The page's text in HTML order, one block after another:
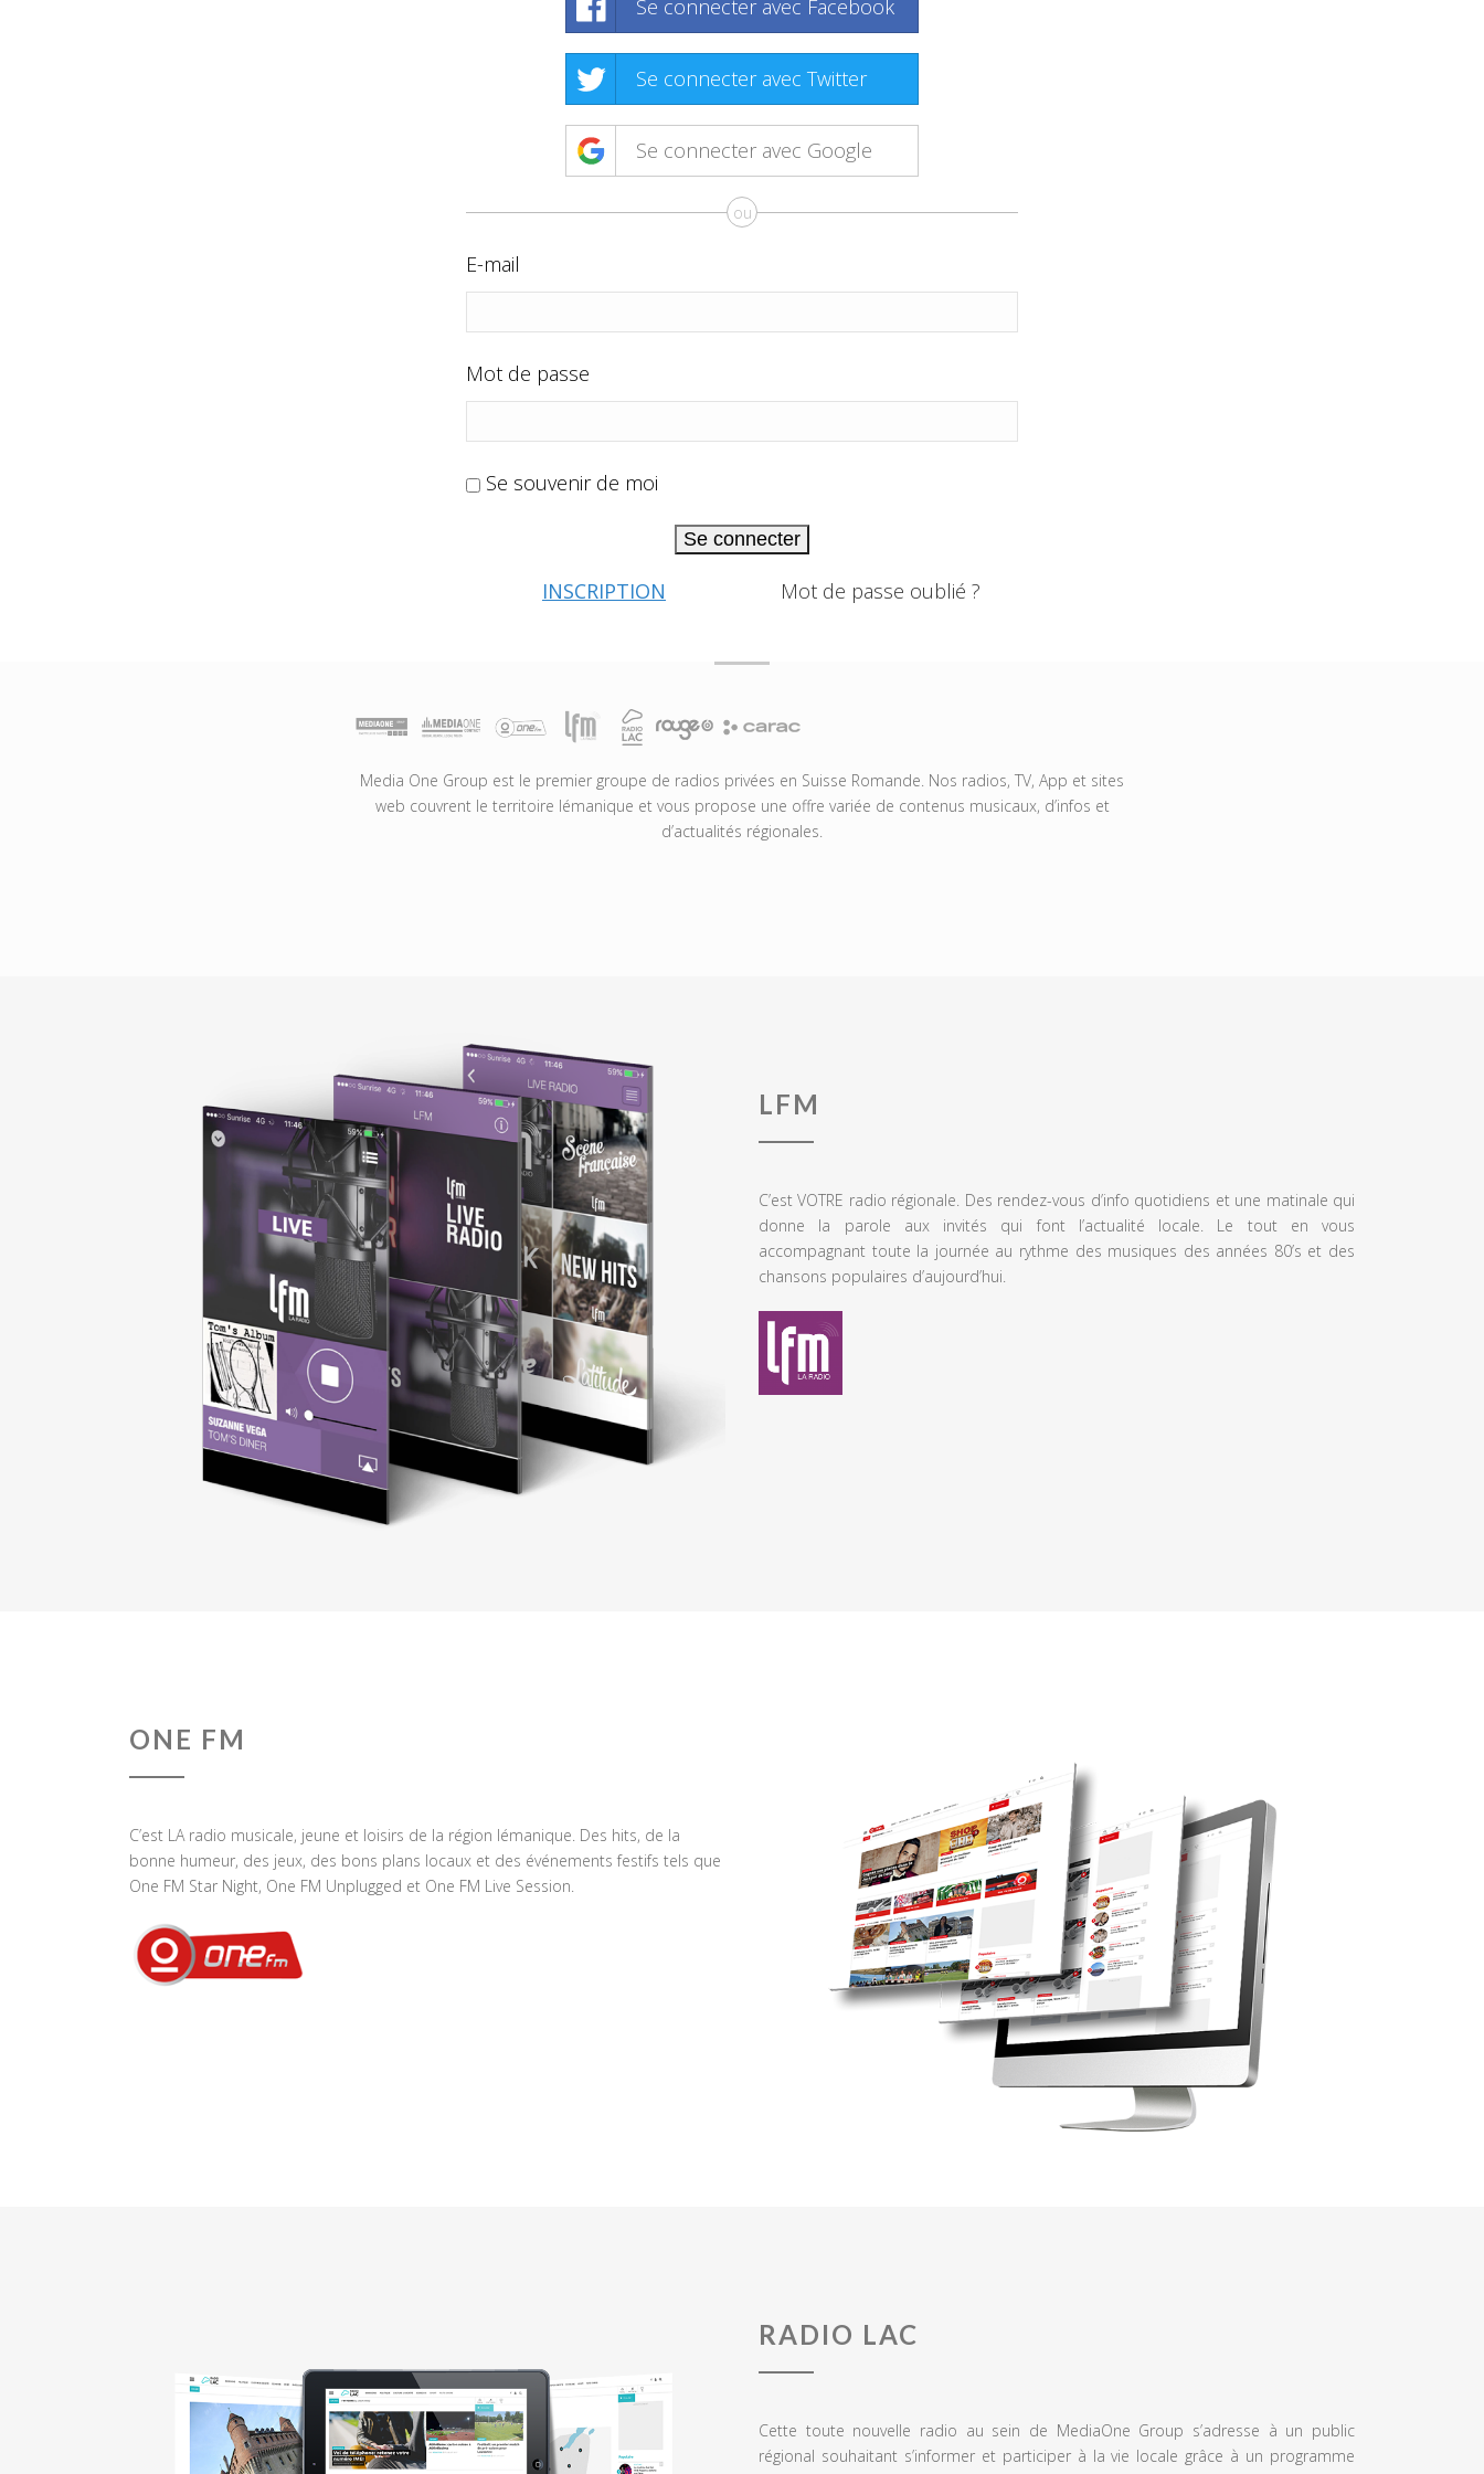
Se connecter avec Facebook
Se connecter avec Twitter
Se connecter avec Google
ou
E-mail
Mot de passe
Se souvenir de moi
Se connecter
INSCRIPTION Mot de passe oublié ?
Media One Group est le premier groupe de radios privées en Suisse Romande. Nos radios, TV, App et sites
web couvrent le territoire lémanique et vous propose une offre variée de contenus musicaux, d’infos et
d’actualités régionales.
LFM
C’est VOTRE radio régionale. Des rendez-vous d’info quotidiens et une matinale qui
donne la parole aux invités qui font l’actualité locale. Le tout en vous
accompagnant toute la journée au rythme des musiques des années 80’s et des
chansons populaires d’aujourd’hui.
ONE FM
C’est LA radio musicale, jeune et loisirs de la région lémanique. Des hits, de la
bonne humeur, des jeux, des bons plans locaux et des événements festifs tels que
One FM Star Night, One FM Unplugged et One FM Live Session.
RADIO LAC
Cette toute nouvelle radio au sein de MediaOne Group s’adresse à un public
régional souhaitant s’informer et participer à la vie locale grâce à un programme